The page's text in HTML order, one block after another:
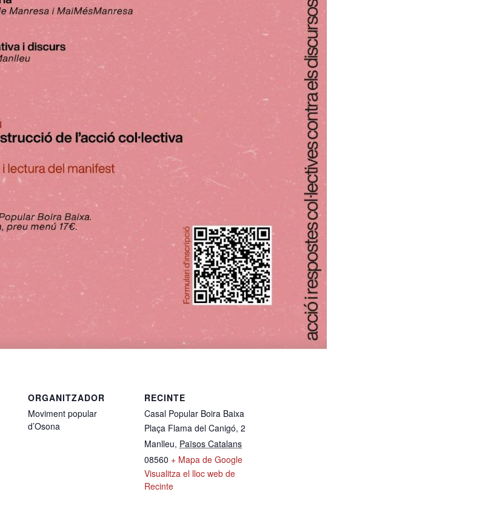
ORGANITZADOR
Moviment popular
d’Osona
RECINTE
Casal Popular Boira Baixa
Plaça Flama del Canigó, 2
Manlleu, Països Catalans
08560 + Mapa de Google
Visualitza el lloc web de
Recinte